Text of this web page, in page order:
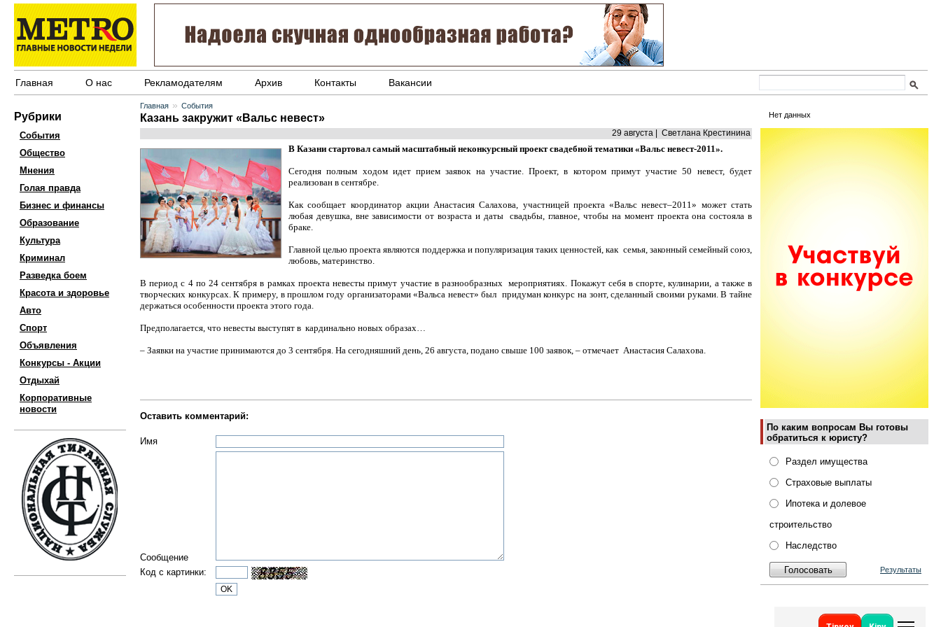
Главная О нас Рекламодателям Архив Контакты Вакансии
Рубрики
События
Общество
Мнения
Голая правда
Бизнес и финансы
Образование
Культура
Криминал
Разведка боем
Красота и здоровье
Авто
Спорт
Объявления
Конкурсы - Акции
Отдыхай
Корпоративные
новости
Нет данных
По каким вопросам Вы готовы
обратиться к юристу?
Раздел имущества
Страховые выплаты
Ипотека и долевое
строительство
Наследство
Результаты
Главная » События
Казань закружит «Вальс невест»
29 августа | Светлана Крестинина
В Казани стартовал самый масштабный неконкурсный проект свадебной тематики «Вальс невест-2011».
Сегодня полным ходом идет прием заявок на участие. Проект, в котором примут участие 50 невест, будет
реализован в сентябре.
Как сообщает координатор акции Анастасия Салахова, участницей проекта «Вальс невест–2011» может стать
любая девушка, вне зависимости от возраста и даты свадьбы, главное, чтобы на момент проекта она состояла в
браке.
Главной целью проекта являются поддержка и популяризация таких ценностей, как семья, законный семейный союз,
любовь, материнство.
В период с 4 по 24 сентября в рамках проекта невесты примут участие в разнообразных мероприятиях. Покажут себя в спорте, кулинарии, а также в
творческих конкурсах. К примеру, в прошлом году организаторами «Вальса невест» был придуман конкурс на зонт, сделанный своими руками. В тайне
держаться особенности проекта этого года.
Предполагается, что невесты выступят в кардинально новых образах…
– Заявки на участие принимаются до 3 сентября. На сегодняшний день, 26 августа, подано свыше 100 заявок, – отмечает Анастасия Салахова.
Оставить комментарий:
Имя
Сообщение
Код с картинки: